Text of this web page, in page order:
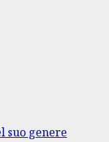
suo genere